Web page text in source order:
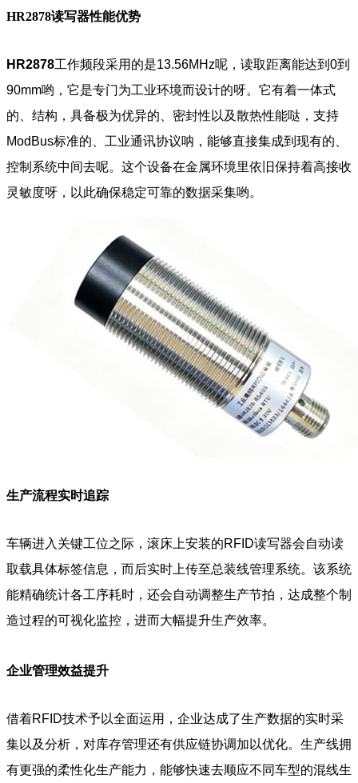
HR2878读写器性能优势
HR2878工作频段采用的是13.56MHz呢，读取距离能达到0到
90mm哟，它是专门为工业环境而设计的呀。它有着一体式
的、结构，具备极为优异的、密封性以及散热性能哒，支持
ModBus标准的、工业通讯协议呐，能够直接集成到现有的、
控制系统中间去呢。这个设备在金属环境里依旧保持着高接收
灵敏度呀，以此确保稳定可靠的数据采集哟。
生产流程实时追踪
车辆进入关键工位之际，滚床上安装的RFID读写器会自动读
取载具体标签信息，而后实时上传至总装线管理系统。该系统
能精确统计各工序耗时，还会自动调整生产节拍，达成整个制
造过程的可视化监控，进而大幅提升生产效率。
企业管理效益提升
借着RFID技术予以全面运用，企业达成了生产数据的实时采
集以及分析，对库存管理还有供应链协调加以优化。生产线拥
有更强的柔性化生产能力，能够快速去顺应不同车型的混线生